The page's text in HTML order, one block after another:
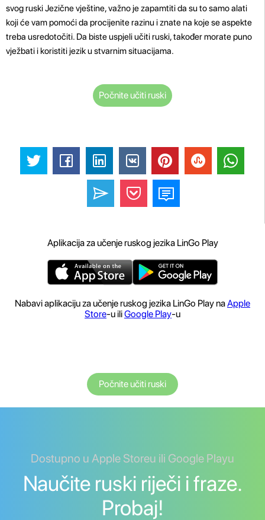
svog ruski Jezične vještine, važno je zapamtiti da su to samo alati
koji će vam pomoći da procijenite razinu i znate na koje se aspekte
treba usredotočiti. Da biste uspjeli učiti ruski, također morate puno
vježbati i koristiti jezik u stvarnim situacijama.
Počnite učiti ruski
Aplikacija za učenje ruskog jezika LinGo Play
Nabavi aplikaciju za učenje ruskog jezika LinGo Play naApple
Store-u iliGoogle Play-u
Počnite učiti ruski
Dostupno u Apple Storeu ili Google Playu
Naučite ruski riječi i fraze.
Probaj!